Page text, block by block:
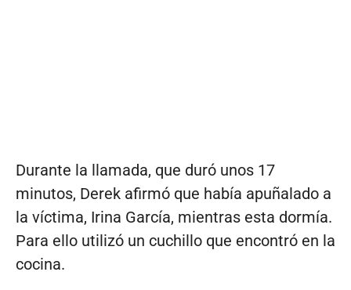
Durante la llamada, que duró unos 17
minutos, Derek afirmó que había apuñalado a
la víctima, Irina García, mientras esta dormía.
Para ello utilizó un cuchillo que encontró en la
cocina.